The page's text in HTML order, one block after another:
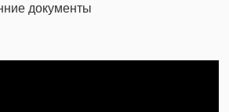
документы